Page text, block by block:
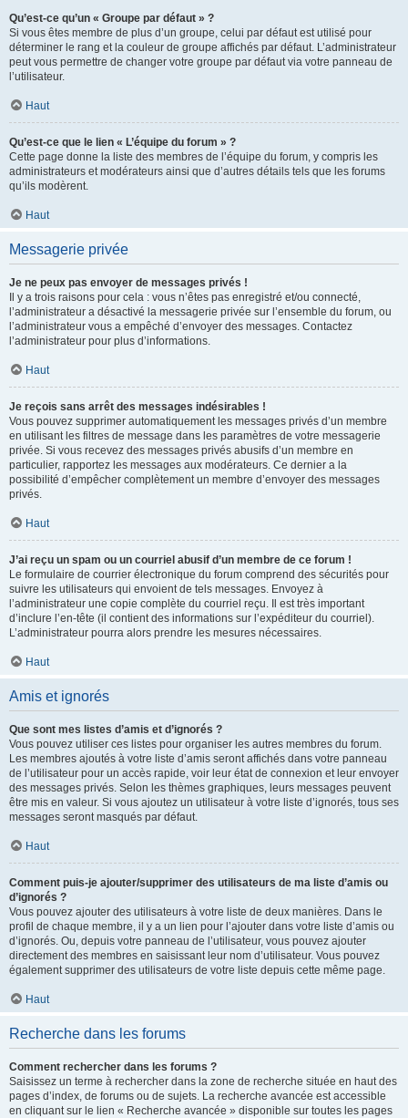
Qu’est-ce qu’un « Groupe par défaut » ?
Si vous êtes membre de plus d’un groupe, celui par défaut est utilisé pour
déterminer le rang et la couleur de groupe affichés par défaut. L’administrateur
peut vous permettre de changer votre groupe par défaut via votre panneau de
l’utilisateur.
Haut
Qu’est-ce que le lien « L’équipe du forum » ?
Cette page donne la liste des membres de l’équipe du forum, y compris les
administrateurs et modérateurs ainsi que d’autres détails tels que les forums
qu’ils modèrent.
Haut
Messagerie privée
Je ne peux pas envoyer de messages privés !
Il y a trois raisons pour cela : vous n’êtes pas enregistré et/ou connecté,
l’administrateur a désactivé la messagerie privée sur l’ensemble du forum, ou
l’administrateur vous a empêché d’envoyer des messages. Contactez
l’administrateur pour plus d’informations.
Haut
Je reçois sans arrêt des messages indésirables !
Vous pouvez supprimer automatiquement les messages privés d’un membre
en utilisant les filtres de message dans les paramètres de votre messagerie
privée. Si vous recevez des messages privés abusifs d’un membre en
particulier, rapportez les messages aux modérateurs. Ce dernier a la
possibilité d’empêcher complètement un membre d’envoyer des messages
privés.
Haut
J’ai reçu un spam ou un courriel abusif d’un membre de ce forum !
Le formulaire de courrier électronique du forum comprend des sécurités pour
suivre les utilisateurs qui envoient de tels messages. Envoyez à
l’administrateur une copie complète du courriel reçu. Il est très important
d’inclure l’en-tête (il contient des informations sur l’expéditeur du courriel).
L’administrateur pourra alors prendre les mesures nécessaires.
Haut
Amis et ignorés
Que sont mes listes d’amis et d’ignorés ?
Vous pouvez utiliser ces listes pour organiser les autres membres du forum.
Les membres ajoutés à votre liste d’amis seront affichés dans votre panneau
de l’utilisateur pour un accès rapide, voir leur état de connexion et leur envoyer
des messages privés. Selon les thèmes graphiques, leurs messages peuvent
être mis en valeur. Si vous ajoutez un utilisateur à votre liste d’ignorés, tous ses
messages seront masqués par défaut.
Haut
Comment puis-je ajouter/supprimer des utilisateurs de ma liste d’amis ou
d’ignorés ?
Vous pouvez ajouter des utilisateurs à votre liste de deux manières. Dans le
profil de chaque membre, il y a un lien pour l’ajouter dans votre liste d’amis ou
d’ignorés. Ou, depuis votre panneau de l’utilisateur, vous pouvez ajouter
directement des membres en saisissant leur nom d’utilisateur. Vous pouvez
également supprimer des utilisateurs de votre liste depuis cette même page.
Haut
Recherche dans les forums
Comment rechercher dans les forums ?
Saisissez un terme à rechercher dans la zone de recherche située en haut des
pages d’index, de forums ou de sujets. La recherche avancée est accessible
en cliquant sur le lien « Recherche avancée » disponible sur toutes les pages